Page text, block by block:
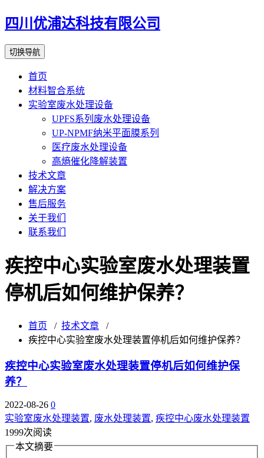
四川优浦达科技有限公司
切换导航
首页
材料智合系统
实验室废水处理设备
UPFS系列废水处理设备
UP-NPMF纳米平面膜系列
医疗废水处理设备
高熵催化降解装置
技术文章
解决方案
售后服务
关于我们
联系我们
疾控中心实验室废水处理装置
停机后如何维护保养？
首页 / 技术文章 /
疾控中心实验室废水处理装置停机后如何维护保养？
疾控中心实验室废水处理装置停机后如何维护保
养？
2022-08-26 0
实验室废水处理装置, 废水处理装置, 疾控中心废水处理装置
1999次阅读
本文摘要